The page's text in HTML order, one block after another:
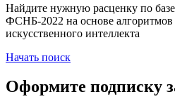
Найдите нужную расценку по базе
ФСНБ-2022 на основе алгоритмов
искусственного интеллекта
Начать поиск
Оформите подписку